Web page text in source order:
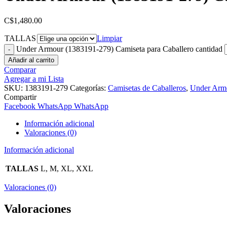
C$1,480.00
TALLAS
Limpiar
Under Armour (1383191-279) Camiseta para Caballero cantidad
Añadir al carrito
Comparar
Agregar a mi Lista
SKU: 1383191-279 Categorías: Camisetas de Caballeros, Under
Compartir
Facebook WhatsApp WhatsApp
Información adicional
Valoraciones (0)
Información adicional
TALLAS L, M, XL, XXL
Valoraciones (0)
Valoraciones